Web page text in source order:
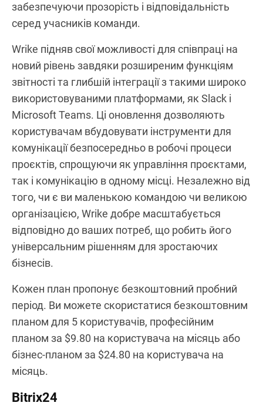
забезпечуючи прозорість і відповідальність
серед учасників команди.
Wrike підняв свої можливості для співпраці на
новий рівень завдяки розширеним функціям
звітності та глибшій інтеграції з такими широко
використовуваними платформами, як Slack і
Microsoft Teams. Ці оновлення дозволяють
користувачам вбудовувати інструменти для
комунікації безпосередньо в робочі процеси
проєктів, спрощуючи як управління проєктами,
так і комунікацію в одному місці. Незалежно від
того, чи є ви маленькою командою чи великою
організацією, Wrike добре масштабується
відповідно до ваших потреб, що робить його
універсальним рішенням для зростаючих
бізнесів.
Кожен план пропонує безкоштовний пробний
період. Ви можете скористатися безкоштовним
планом для 5 користувачів, професійним
планом за $9.80 на користувача на місяць або
бізнес-планом за $24.80 на користувача на
місяць.
Bitrix24